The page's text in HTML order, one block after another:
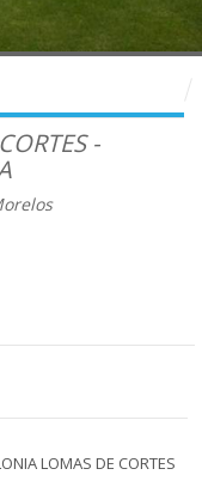
-
LOMAS DE CORTES